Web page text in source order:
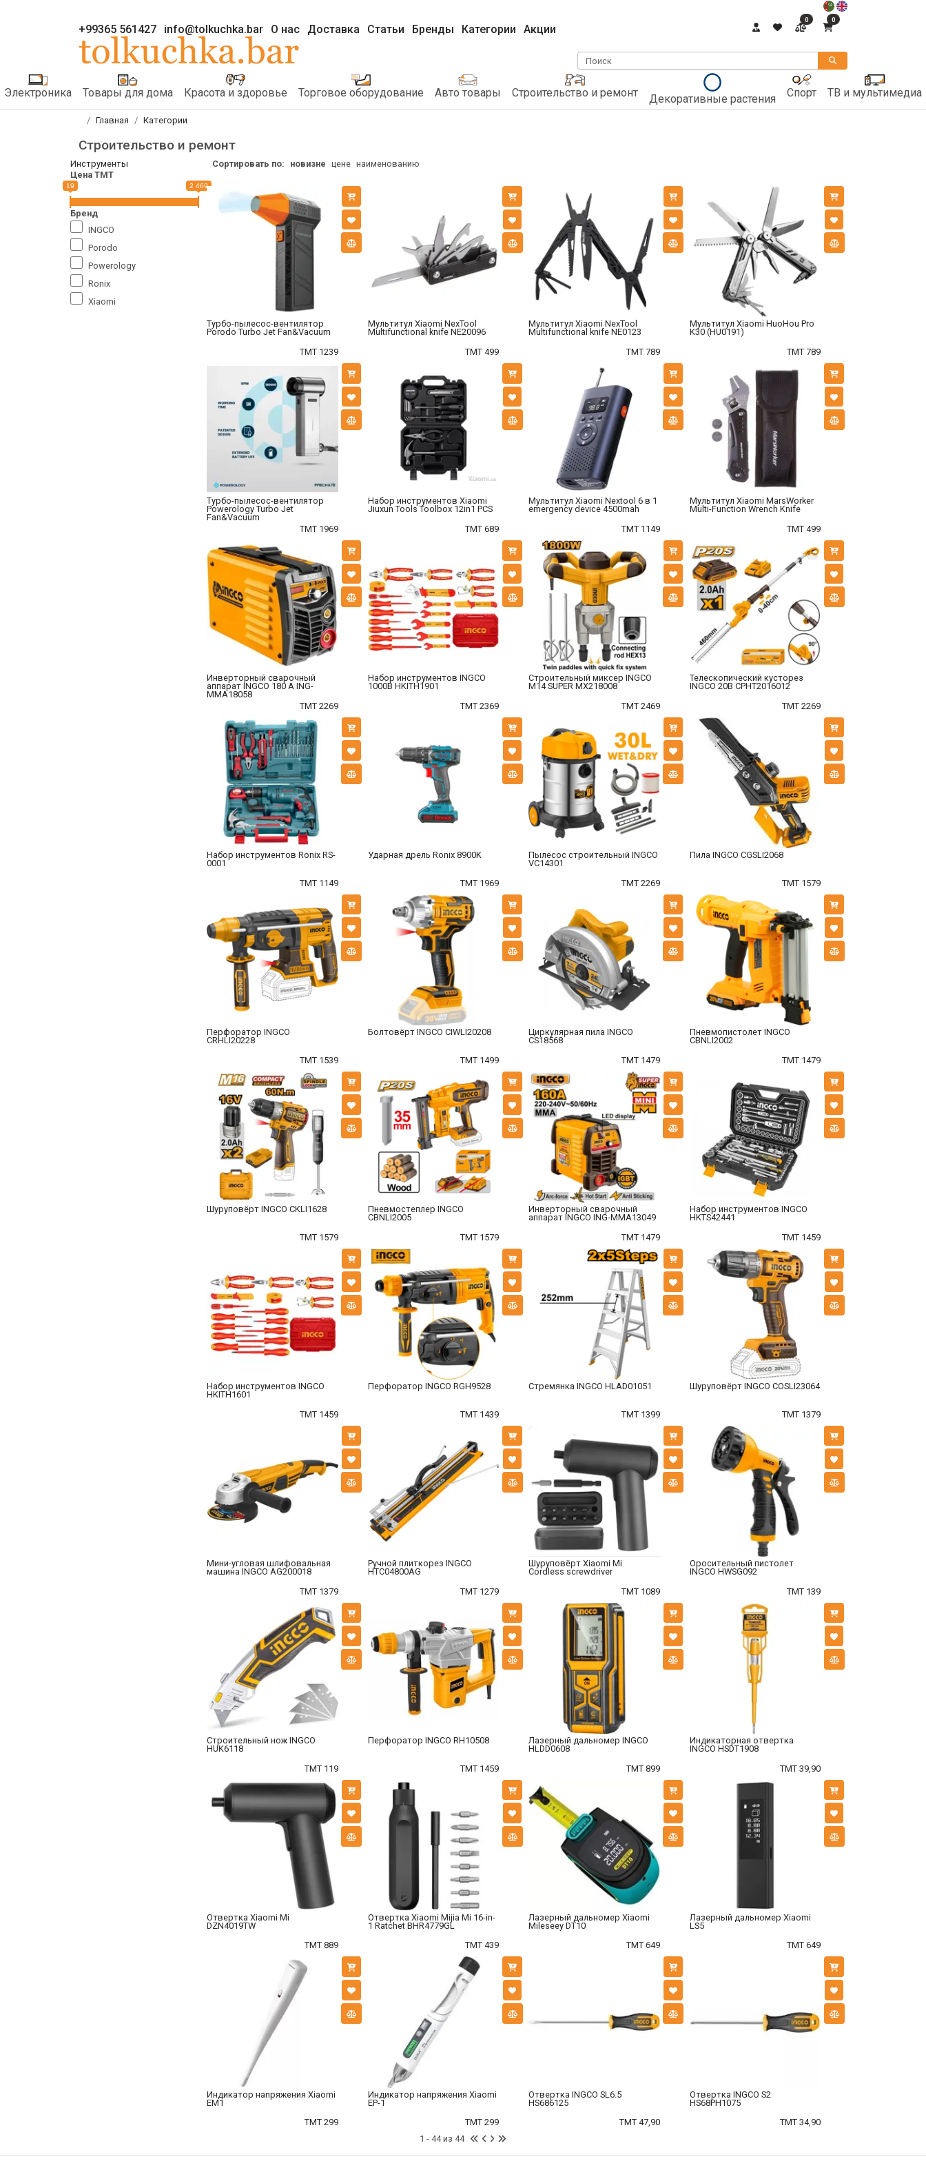
+99365 561427 info@tolkuchka.bar О нас Доставка Статьи Бренды Категории Акции
0 0
Поиск
Электроника Товары для дома Красота и здоровье Торговое оборудование Авто товары Строительство и ремонт Декоративные растения Спорт ТВ и мультимедиа
Главная Категории
Строительство и ремонт
Инструменты
Цена TMT
19 2 469
Бренд
INGCO
Porodo
Powerology
Ronix
Xiaomi
Сортировать по: новизне цене наименованию
Турбо-пылесос-вентилятор
Porodo Turbo Jet Fan&Vacuum
TMT 1239
Мультитул Xiaomi NexTool
Multifunctional knife NE20096
TMT 499
Мультитул Xiaomi NexTool
Multifunctional knife NE0123
TMT 789
Мультитул Xiaomi HuoHou Pro
K30 (HU0191)
TMT 789
Турбо-пылесос-вентилятор
Powerology Turbo Jet
Fan&Vacuum
TMT 1969
Набор инструментов Xiaomi
Jiuxun Tools Toolbox 12in1 PCS
TMT 689
Мультитул Xiaomi Nextool 6 в 1
emergency device 4500mah
TMT 1149
Мультитул Xiaomi MarsWorker
Multi-Function Wrench Knife
TMT 499
Инверторный сварочный
аппарат INGCO 180 А ING-
MMA18058
TMT 2269
Набор инструментов INGCO
1000В HKITH1901
TMT 2369
Строительный миксер INGCO
М14 SUPER MX218008
TMT 2469
Телескопический кусторез
INGCO 20В CPHT2016012
TMT 2269
Набор инструментов Ronix RS-
0001
TMT 1149
Ударная дрель Ronix 8900K
TMT 1969
Пылесос строительный INGCO
VC14301
TMT 2269
Пила INGCO CGSLI2068
TMT 1579
Перфоратор INGCO
CRHLI20228
TMT 1539
Болтовёрт INGCO CIWLI20208
TMT 1499
Циркулярная пила INGCO
CS18568
TMT 1479
Пневмопистолет INGCO
CBNLI2002
TMT 1479
Шуруповёрт INGCO CKLI1628
TMT 1579
Пневмостеплер INGCO
CBNLI2005
TMT 1579
Инверторный сварочный
аппарат INGCO ING-MMA13049
TMT 1479
Набор инструментов INGCO
HKTS42441
TMT 1459
Набор инструментов INGCO
HKITH1601
TMT 1459
Перфоратор INGCO RGH9528
TMT 1439
Стремянка INGCO HLAD01051
TMT 1399
Шуруповёрт INGCO COSLI23064
TMT 1379
Мини-угловая шлифовальная
машина INGCO AG200018
TMT 1379
Ручной плиткорез INGCO
HTC04800AG
TMT 1279
Шуруповёрт Xiaomi Mi
Сordless screwdriver
TMT 1089
Оросительный пистолет
INGCO HWSG092
TMT 139
Строительный нож INGCO
HUK6118
TMT 119
Перфоратор INGCO RH10508
TMT 1459
Лазерный дальномер INGCO
HLDD0608
TMT 899
Индикаторная отвертка
INGCO HSDT1908
TMT 39,90
Отвертка Xiaomi Mi
DZN4019TW
TMT 889
Отвертка Xiaomi Mijia Mi 16-in-
1 Ratchet BHR4779GL
TMT 439
Лазерный дальномер Xiaomi
Mileseey DT10
TMT 649
Лазерный дальномер Xiaomi
LS5
TMT 649
Индикатор напряжения Xiaomi
EM1
TMT 299
Индикатор напряжения Xiaomi
EP-1
TMT 299
Отвертка INGCO SL6.5
HS686125
TMT 47,90
Отвертка INGCO S2
HS68PH1075
TMT 34,90
1 - 44 из 44